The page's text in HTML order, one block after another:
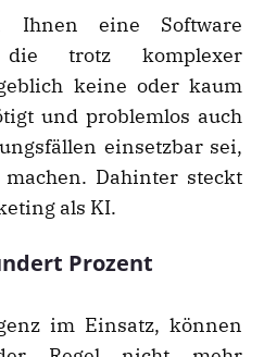
eine Software
trotz komplexer
keine oder kaum
und problemlos auch
einsetzbar sei,
Dahinter steckt
als KI.
Prozent
im Einsatz, können